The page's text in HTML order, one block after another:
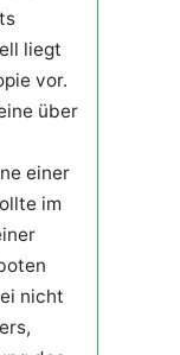
liegt
vor.
über
einer
im
nicht